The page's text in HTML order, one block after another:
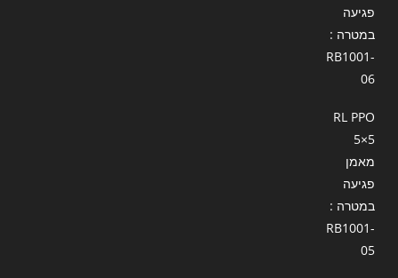
פגיעה
במטרה :
RB1001-
06
RL PPO
5×5
מאמן
פגיעה
במטרה :
RB1001-
05